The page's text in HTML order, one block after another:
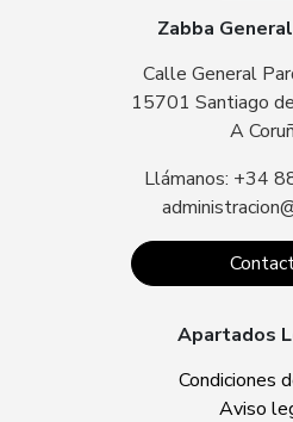
Zabba
Calle General
15701 Santiago
A
Llámanos: +34
Apartados
Condiciones
Aviso